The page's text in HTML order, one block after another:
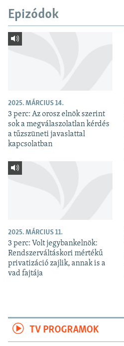
Epizódok
2025. MÁRCIUS 14.
3 perc: Az orosz elnök szerint
sok a megválaszolatlan kérdés
a tűzszüneti javaslattal
kapcsolatban
2025. MÁRCIUS 11.
3 perc: Volt jegybankelnök:
Rendszerváltáskori mértékű
privatizáció zajlik, annak is a
vad fajtája
TV PROGRAMOK